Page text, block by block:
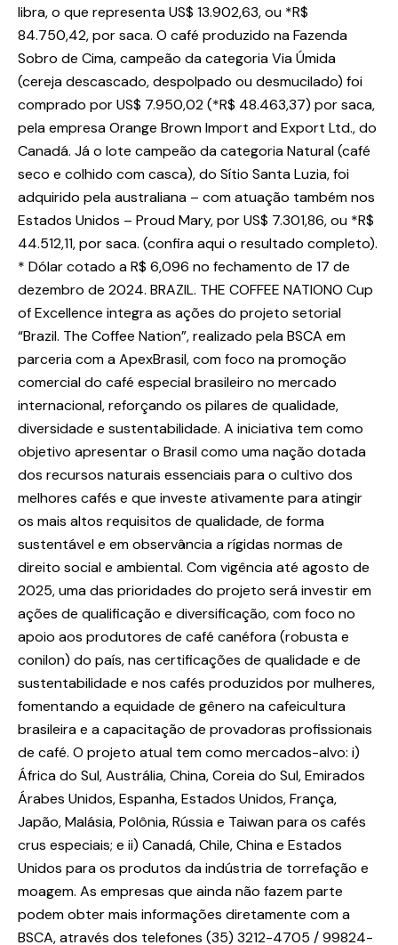
libra, o que representa US$ 13.902,63, ou *R$
84.750,42, por saca. O café produzido na Fazenda
Sobro de Cima, campeão da categoria Via Úmida
(cereja descascado, despolpado ou desmucilado) foi
comprado por US$ 7.950,02 (*R$ 48.463,37) por saca,
pela empresa Orange Brown Import and Export Ltd., do
Canadá. Já o lote campeão da categoria Natural (café
seco e colhido com casca), do Sítio Santa Luzia, foi
adquirido pela australiana – com atuação também nos
Estados Unidos – Proud Mary, por US$ 7.301,86, ou *R$
44.512,11, por saca. (confira aqui o resultado completo).
* Dólar cotado a R$ 6,096 no fechamento de 17 de
dezembro de 2024. BRAZIL. THE COFFEE NATIONO Cup
of Excellence integra as ações do projeto setorial
“Brazil. The Coffee Nation”, realizado pela BSCA em
parceria com a ApexBrasil, com foco na promoção
comercial do café especial brasileiro no mercado
internacional, reforçando os pilares de qualidade,
diversidade e sustentabilidade. A iniciativa tem como
objetivo apresentar o Brasil como uma nação dotada
dos recursos naturais essenciais para o cultivo dos
melhores cafés e que investe ativamente para atingir
os mais altos requisitos de qualidade, de forma
sustentável e em observância a rígidas normas de
direito social e ambiental. Com vigência até agosto de
2025, uma das prioridades do projeto será investir em
ações de qualificação e diversificação, com foco no
apoio aos produtores de café canéfora (robusta e
conilon) do país, nas certificações de qualidade e de
sustentabilidade e nos cafés produzidos por mulheres,
fomentando a equidade de gênero na cafeicultura
brasileira e a capacitação de provadoras profissionais
de café. O projeto atual tem como mercados-alvo: i)
África do Sul, Austrália, China, Coreia do Sul, Emirados
Árabes Unidos, Espanha, Estados Unidos, França,
Japão, Malásia, Polônia, Rússia e Taiwan para os cafés
crus especiais; e ii) Canadá, Chile, China e Estados
Unidos para os produtos da indústria de torrefação e
moagem. As empresas que ainda não fazem parte
podem obter mais informações diretamente com a
BSCA, através dos telefones (35) 3212-4705 / 99824-